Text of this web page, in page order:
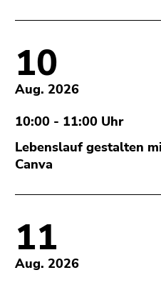
10
Aug. 2026
10:00 - 11:00 Uhr
Lebenslauf gestalten
Canva
11
Aug. 2026